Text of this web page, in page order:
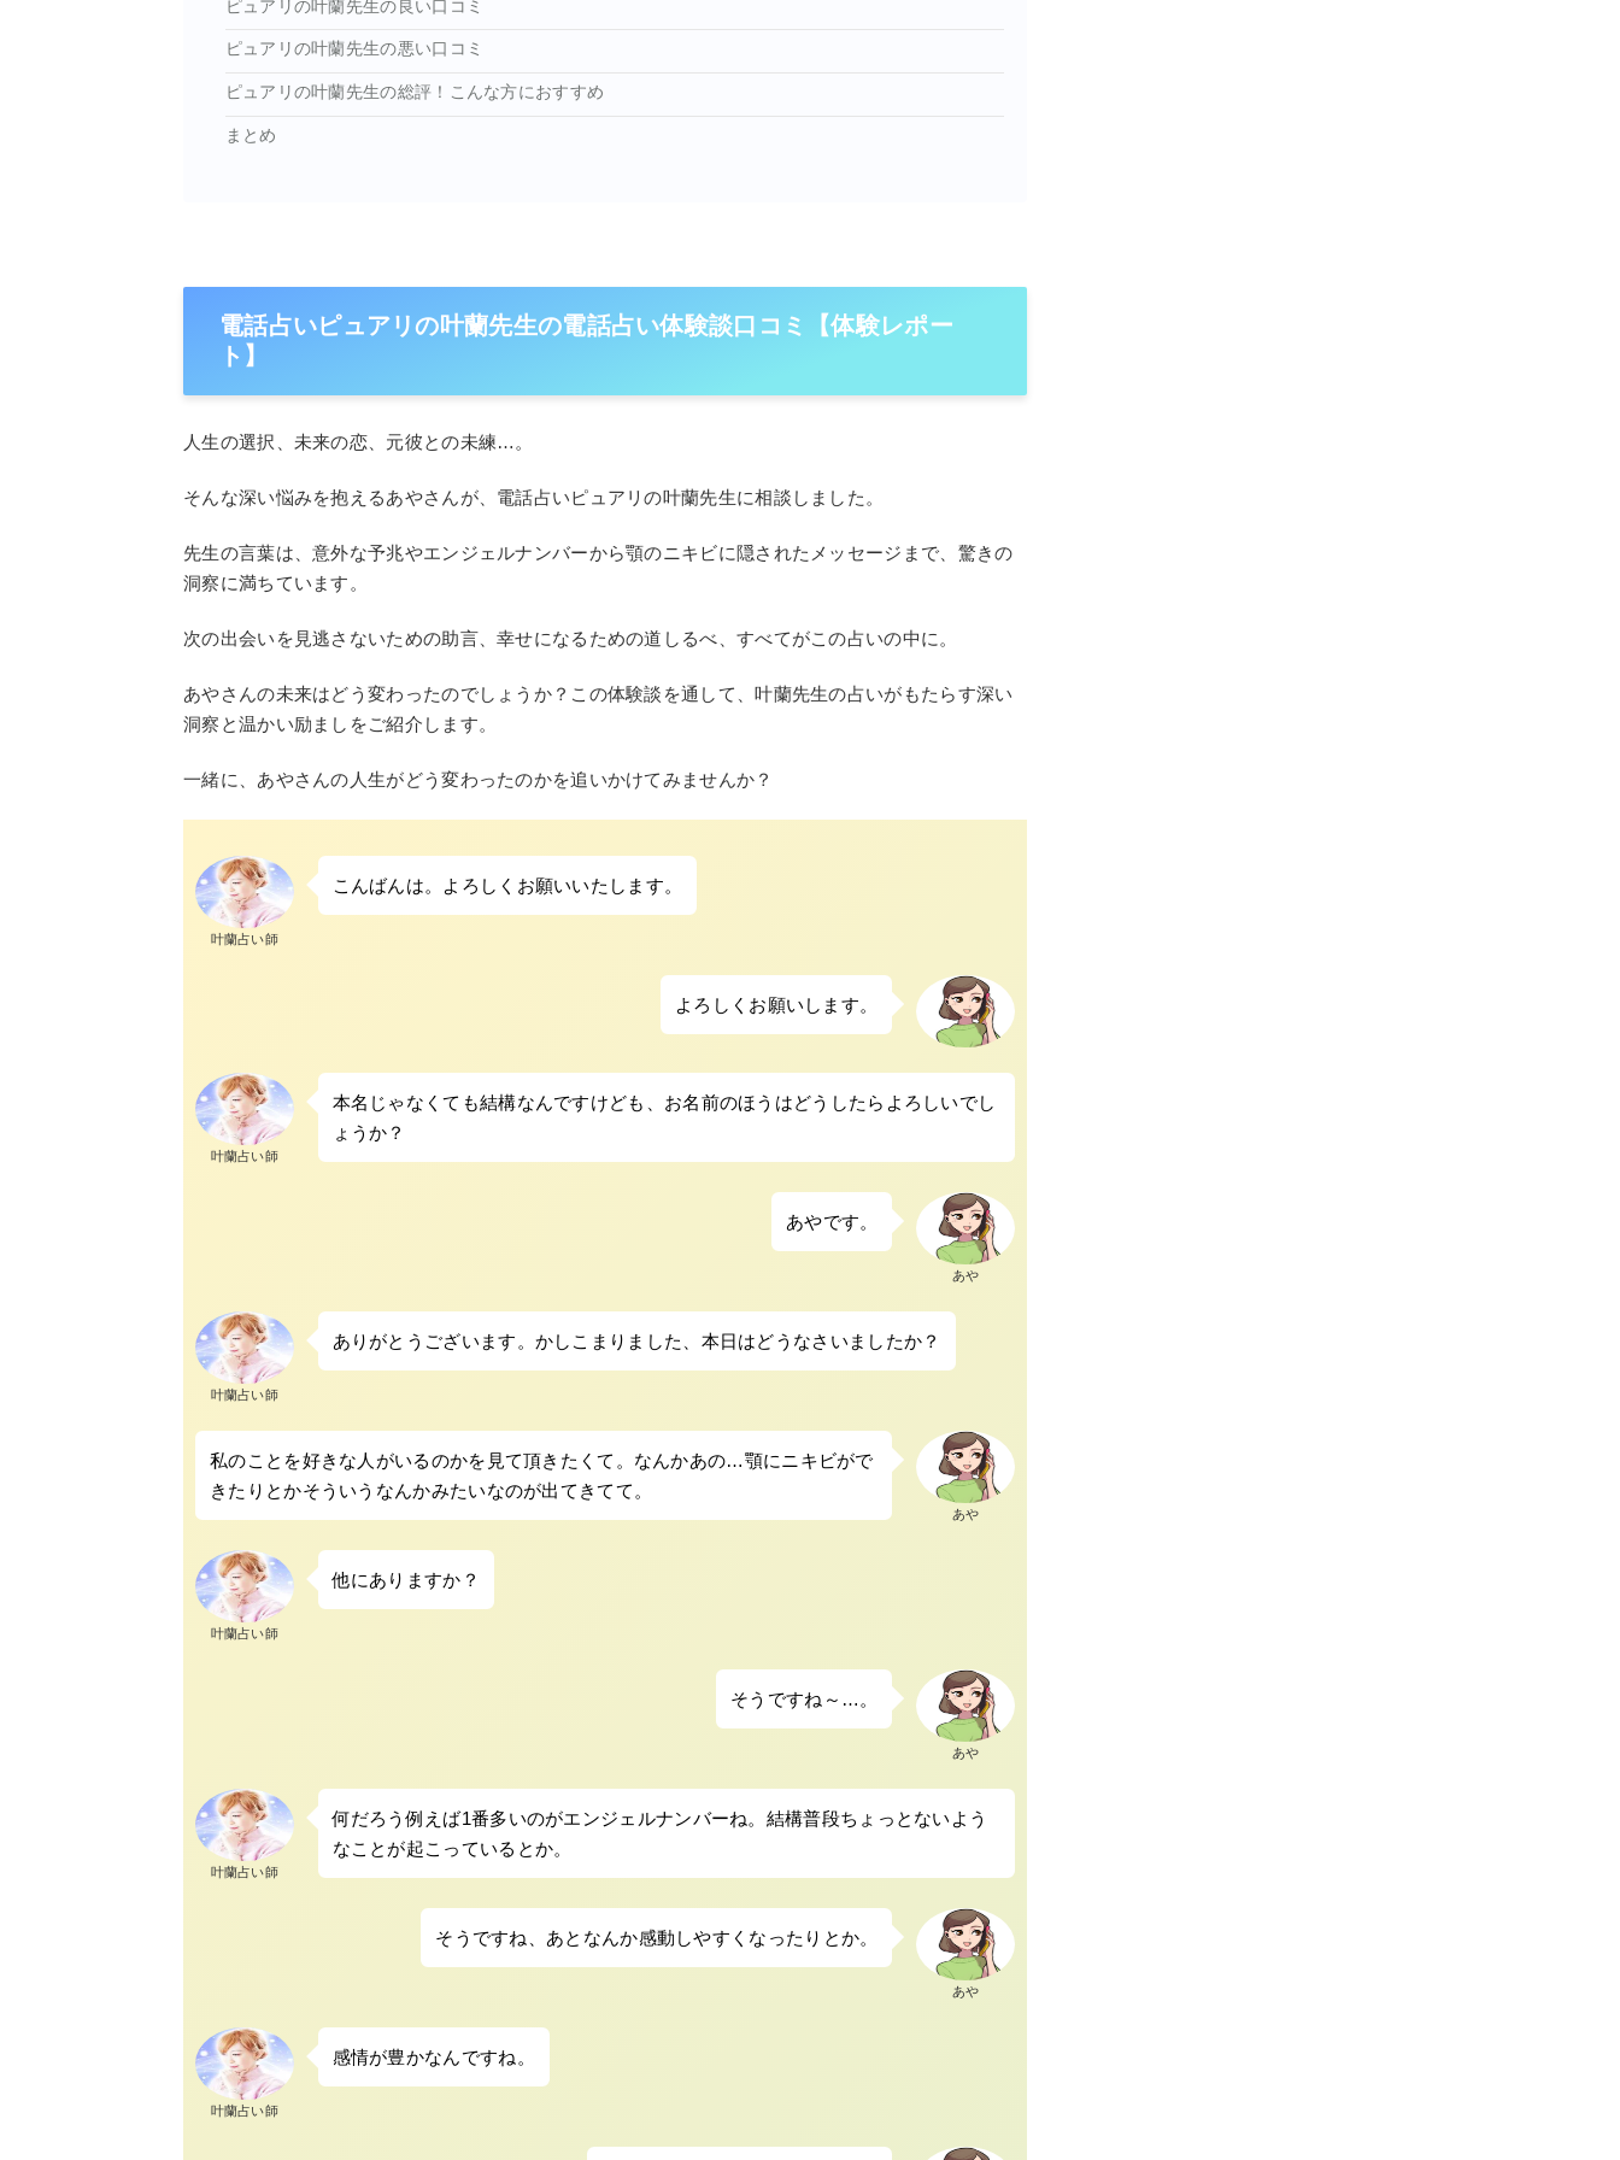
初回15分無料鑑定
ピュアリの叶蘭先生の良い口コミ
ピュアリの叶蘭先生の悪い口コミ
ピュアリの叶蘭先生の総評！こんな方におすすめ
まとめ
電話占いピュアリの叶蘭先生の電話占い体験談口コミ【体験レポー
ト】
人生の選択、未来の恋、元彼との未練…。
そんな深い悩みを抱えるあやさんが、電話占いピュアリの叶蘭先生に相談しました。
先生の言葉は、意外な予兆やエンジェルナンバーから顎のニキビに隠されたメッセージまで、驚きの
洞察に満ちています。
次の出会いを見逃さないための助言、幸せになるための道しるべ、すべてがこの占いの中に。
あやさんの未来はどう変わったのでしょうか？この体験談を通して、叶蘭先生の占いがもたらす深い
洞察と温かい励ましをご紹介します。
一緒に、あやさんの人生がどう変わったのかを追いかけてみませんか？
叶蘭占い師
こんばんは。よろしくお願いいたします。
よろしくお願いします。
叶蘭占い師
本名じゃなくても結構なんですけども、お名前のほうはどうしたらよろしいでし
ょうか？
あや
あやです。
叶蘭占い師
ありがとうございます。かしこまりました、本日はどうなさいましたか？
あや
私のことを好きな人がいるのかを見て頂きたくて。なんかあの…顎にニキビがで
きたりとかそういうなんかみたいなのが出てきてて。
叶蘭占い師
他にありますか？
あや
そうですね～…。
叶蘭占い師
何だろう例えば1番多いのがエンジェルナンバーね。結構普段ちょっとないよう
なことが起こっているとか。
あや
そうですね、あとなんか感動しやすくなったりとか。
叶蘭占い師
感情が豊かなんですね。